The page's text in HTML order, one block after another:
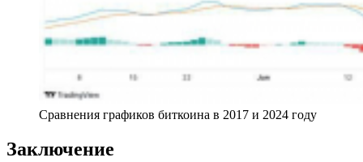
Сравнения графиков биткоина в 2017 и 2024 году
Заключение